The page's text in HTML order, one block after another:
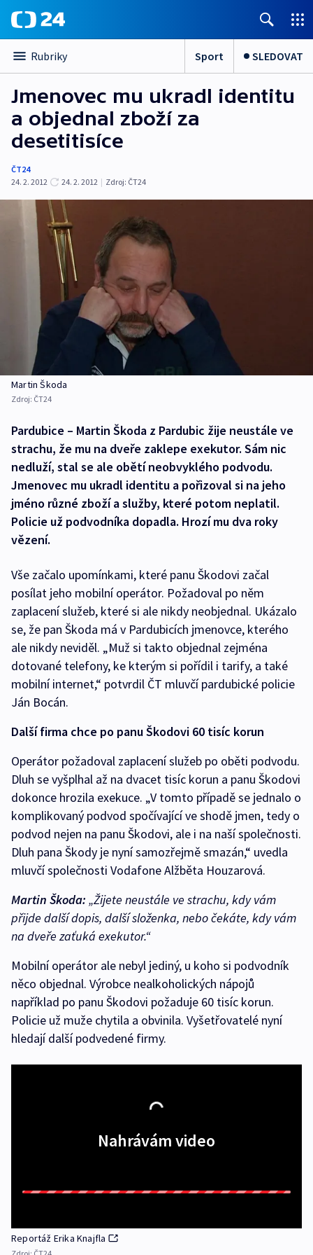
Rubriky Sport SLEDOVAT
Jmenovec mu ukradl identitu
a objednal zboží za
desetitisíce
ČT24
24. 2. 2012
24. 2. 2012 | Zdroj: ČT24
Martin Škoda
Zdroj: ČT24
Pardubice – Martin Škoda z Pardubic žije neustále ve
strachu, že mu na dveře zaklepe exekutor. Sám nic
nedluží, stal se ale obětí neobvyklého podvodu.
Jmenovec mu ukradl identitu a pořizoval si na jeho
jméno různé zboží a služby, které potom neplatil.
Policie už podvodníka dopadla. Hrozí mu dva roky
vězení.
Vše začalo upomínkami, které panu Škodovi začal
posílat jeho mobilní operátor. Požadoval po něm
zaplacení služeb, které si ale nikdy neobjednal. Ukázalo
se, že pan Škoda má v Pardubicích jmenovce, kterého
ale nikdy neviděl. „Muž si takto objednal zejména
dotované telefony, ke kterým si pořídil i tarify, a také
mobilní internet,“ potvrdil ČT mluvčí pardubické policie
Ján Bocán.
Další firma chce po panu Škodovi 60 tisíc korun
Operátor požadoval zaplacení služeb po oběti podvodu.
Dluh se vyšplhal až na dvacet tisíc korun a panu Škodovi
dokonce hrozila exekuce. „V tomto případě se jednalo o
komplikovaný podvod spočívající ve shodě jmen, tedy o
podvod nejen na panu Škodovi, ale i na naší společnosti.
Dluh pana Škody je nyní samozřejmě smazán,“ uvedla
mluvčí společnosti Vodafone Alžběta Houzarová.
Martin Škoda: „Žijete neustále ve strachu, kdy vám
přijde další dopis, další složenka, nebo čekáte, kdy vám
na dveře zaťuká exekutor.“
Mobilní operátor ale nebyl jediný, u koho si podvodník
něco objednal. Výrobce nealkoholických nápojů
například po panu Škodovi požaduje 60 tisíc korun.
Policie už muže chytila a obvinila. Vyšetřovatelé nyní
hledají další podvedené firmy.
Nahrávám video
Reportáž Erika Knajfla